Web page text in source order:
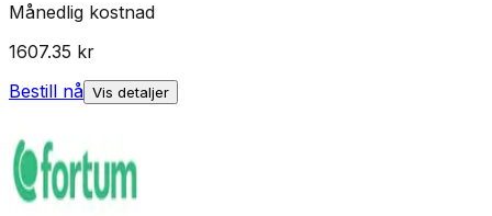
Månedlig kostnad
1607.35 kr
Bestill nå Vis detaljer